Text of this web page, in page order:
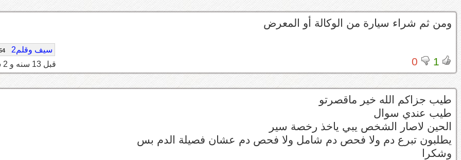
ومن ثم شراء سيارة من الوكالة أو المعرض
1
0
سيف وقلم2
قبل 13 سنه و 2 شهر
طيب جزاكم الله خير ماقصرتو
طيب عندي سوال
الحين لاصار الشخص يبي ياخذ رخصة سير
يطلبون تبرع دم ولا فحص دم شامل ولا فحص دم عشان فصيلة الدم بس
وشكرا